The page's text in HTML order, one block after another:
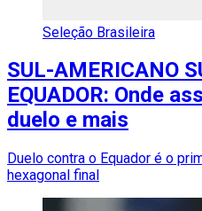
Seleção Brasileira
SUL-AMERICANO
EQUADOR: Onde
duelo e mais
Duelo contra o Equador é o
hexagonal final